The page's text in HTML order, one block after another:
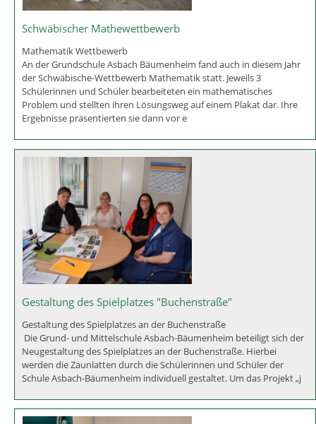
und müssen sich auch einer Prüfung unterziehen. Als Lohn erhalten
Schwäbischer Mathewettbewerb
Mathematik Wettbewerb
An der Grundschule Asbach Bäumenheim fand auch in diesem Jahr
der Schwäbische-Wettbewerb Mathematik statt. Jeweils 3
Schülerinnen und Schüler bearbeiteten ein mathematisches
Problem und stellten ihren Lösungsweg auf einem Plakat dar. Ihre